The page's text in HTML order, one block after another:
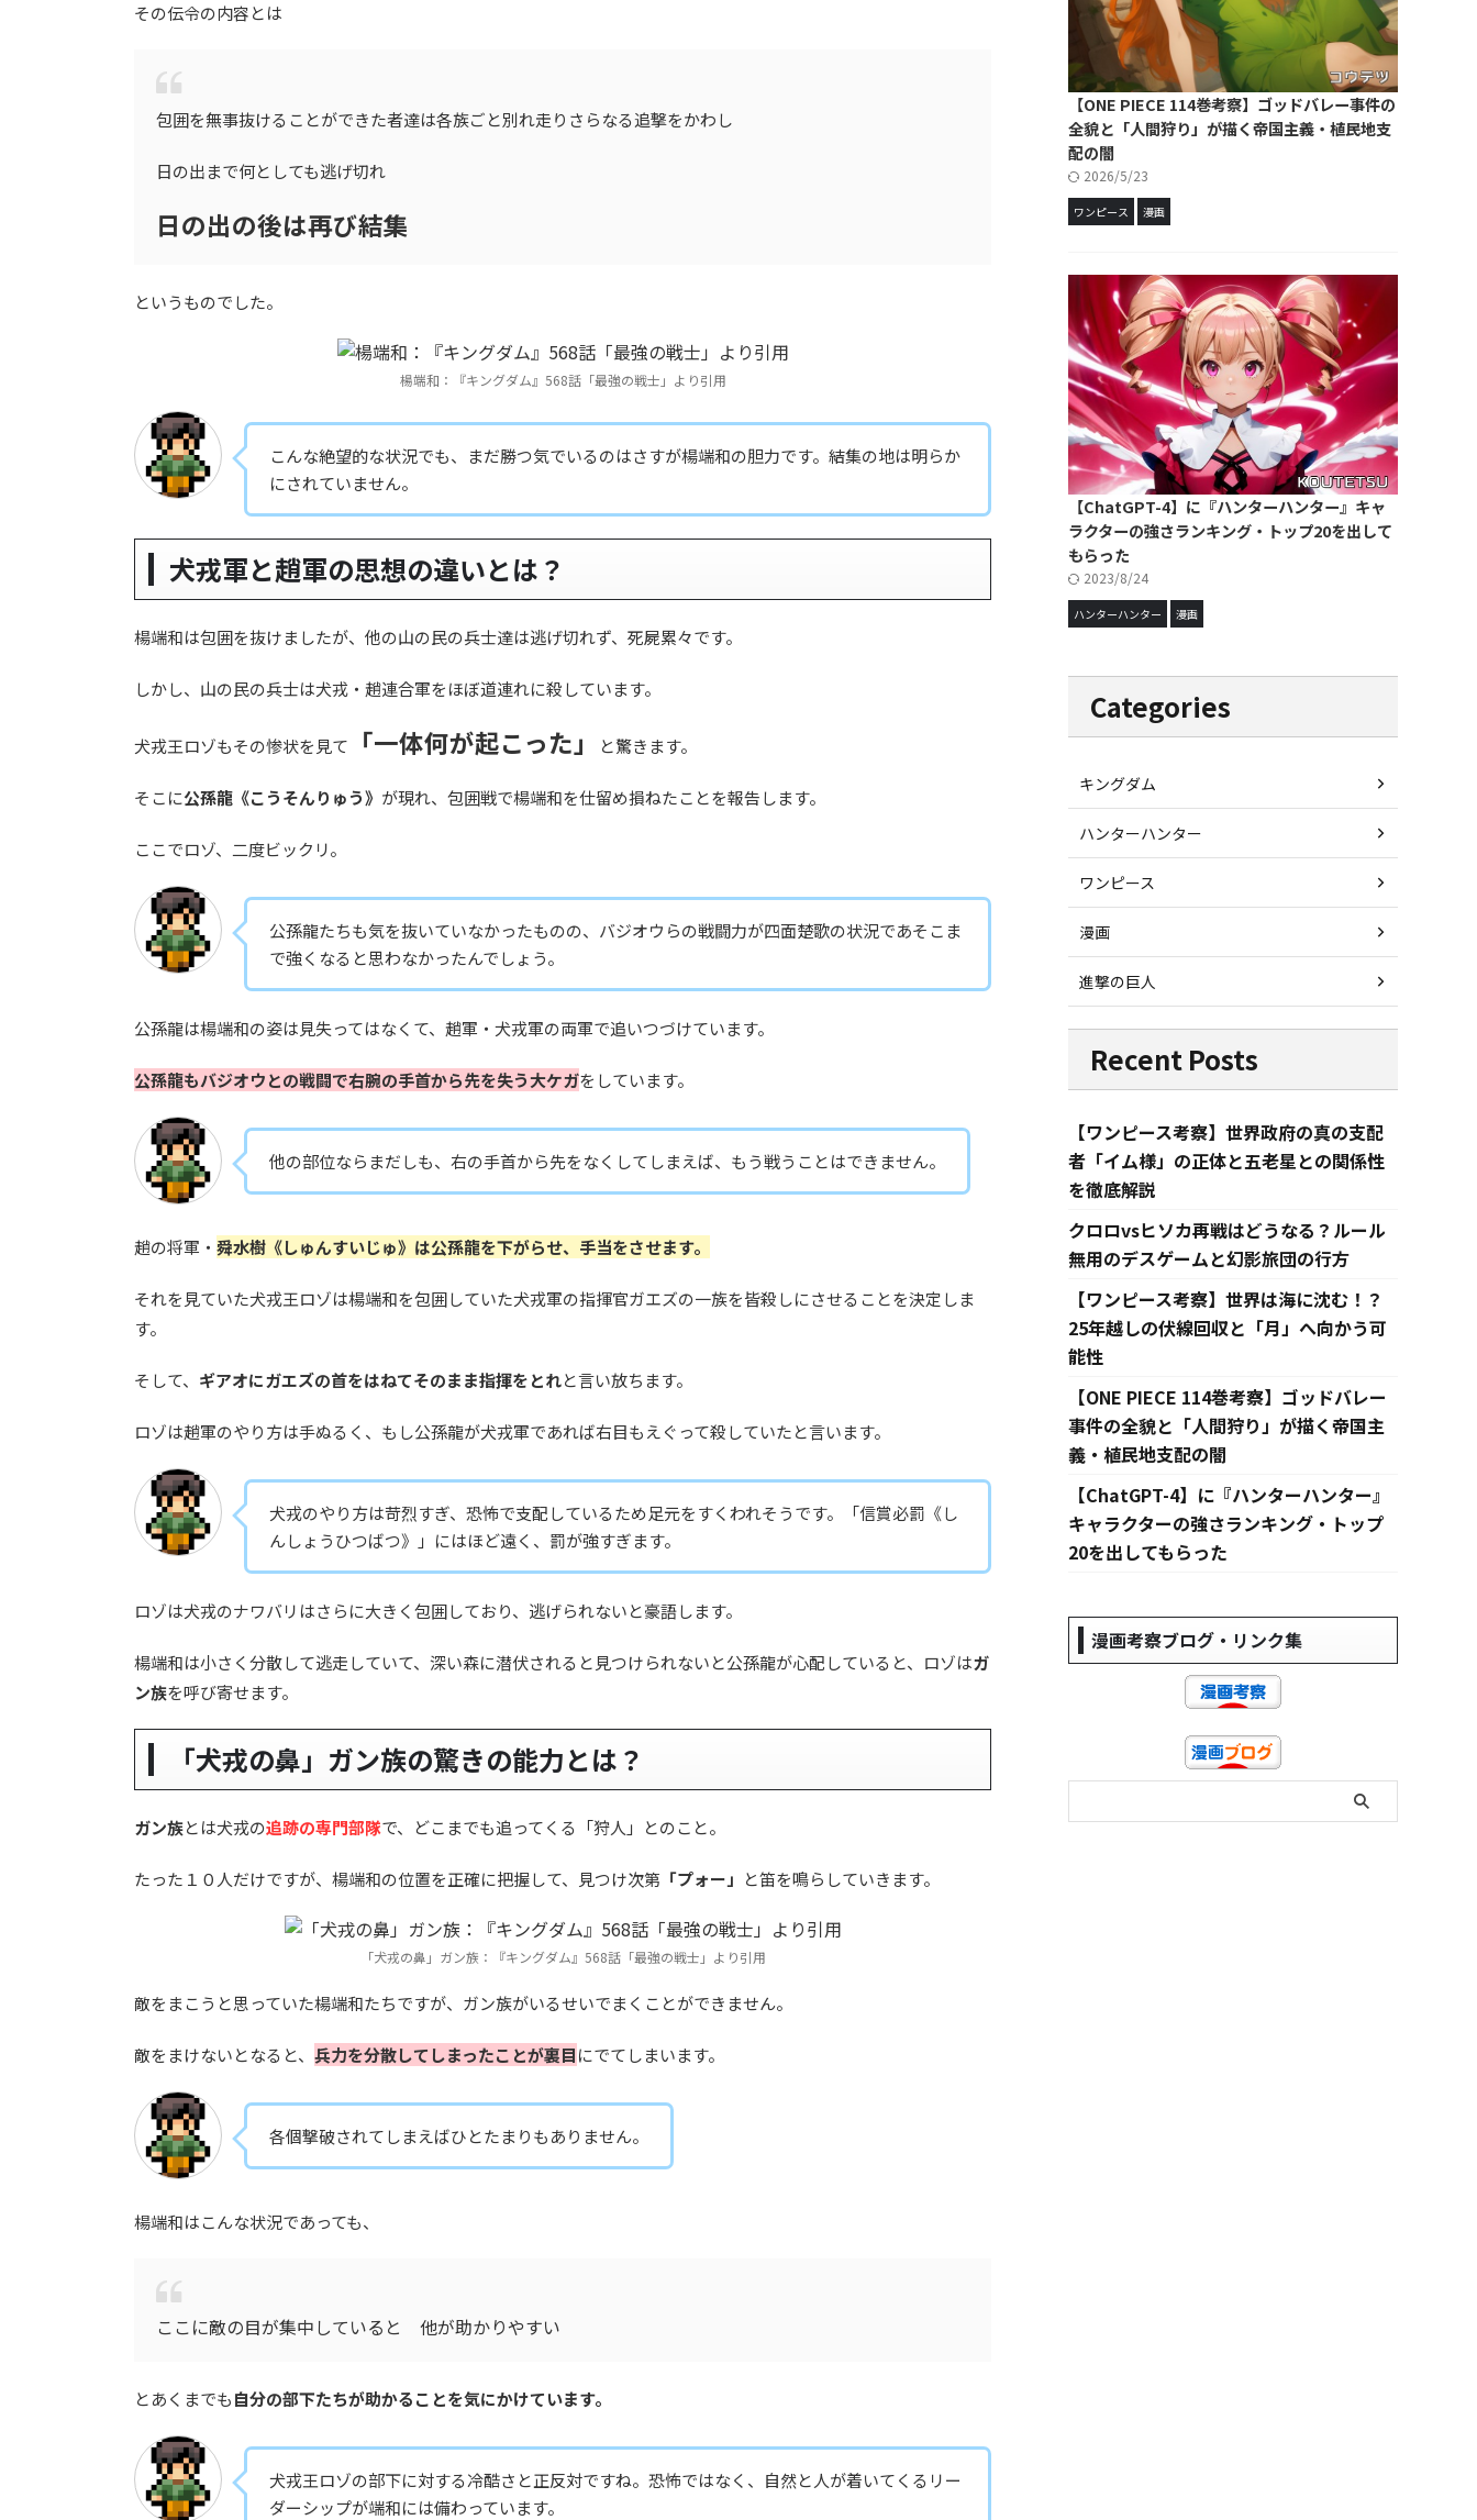
その伝令の内容とは
包囲を無事抜けることができた者達は各族ごと別れ走りさらなる追撃をかわし
日の出まで何としても逃げ切れ
日の出の後は再び結集
というものでした。
楊端和：『キングダム』568話「最強の戦士」より引用
こんな絶望的な状況でも、まだ勝つ気でいるのはさすが楊端和の胆力です。結集の地は明らか
にされていません。
犬戎軍と趙軍の思想の違いとは？
楊端和は包囲を抜けましたが、他の山の民の兵士達は逃げ切れず、死屍累々です。
しかし、山の民の兵士は犬戎・趙連合軍をほぼ道連れに殺しています。
犬戎王ロゾもその惨状を見て 「一体何が起こった」 と驚きます。
そこに公孫龍《こうそんりゅう》 が現れ、包囲戦で楊端和を仕留め損ねたことを報告します。
ここでロゾ、二度ビックリ。
公孫龍たちも気を抜いていなかったものの、バジオウらの戦闘力が四面楚歌の状況であそこま
で強くなると思わなかったんでしょう。
公孫龍は楊端和の姿は見失ってはなくて、趙軍・犬戎軍の両軍で追いつづけています。
公孫龍もバジオウとの戦闘で右腕の手首から先を失う大ケガをしています。
他の部位ならまだしも、右の手首から先をなくしてしまえば、もう戦うことはできません。
趙の将軍・ 舜水樹《しゅんすいじゅ》は公孫龍を下がらせ、手当をさせます。
それを見ていた犬戎王ロゾは楊端和を包囲していた犬戎軍の指揮官ガエズの一族を皆殺しにさせることを決定しま
す。
そして、 ギアオにガエズの首をはねてそのまま指揮をとれと言い放ちます。
ロゾは趙軍のやり方は手ぬるく、もし公孫龍が犬戎軍であれば右目もえぐって殺していたと言います。
犬戎のやり方は苛烈すぎ、恐怖で支配しているため足元をすくわれそうです。「信賞必罰《し
んしょうひつばつ》」にはほど遠く、罰が強すぎます。
ロゾは犬戎のナワバリはさらに大きく包囲しており、逃げられないと豪語します。
楊端和は小さく分散して逃走していて、深い森に潜伏されると見つけられないと公孫龍が心配していると、ロゾはガ
ン族を呼び寄せます。
「犬戎の鼻」ガン族の驚きの能力とは？
ガン族とは犬戎の追跡の専門部隊で、どこまでも追ってくる「狩人」とのこと。
たった１０人だけですが、楊端和の位置を正確に把握して、見つけ次第 「プォー」 と笛を鳴らしていきます。
「犬戎の鼻」ガン族：『キングダム』568話「最強の戦士」より引用
敵をまこうと思っていた楊端和たちですが、ガン族がいるせいでまくことができません。
敵をまけないとなると、 兵力を分散してしまったことが裏目にでてしまいます。
各個撃破されてしまえばひとたまりもありません。
楊端和はこんな状況であっても、
ここに敵の目が集中していると 他が助かりやすい
とあくまでも自分の部下たちが助かることを気にかけています。
犬戎王ロゾの部下に対する冷酷さと正反対ですね。恐怖ではなく、自然と人が着いてくるリー
ダーシップが端和には備わっています。
【ONE PIECE 114巻考察】ゴッドバレー事件の
全貌と「人間狩り」が描く帝国主義・植民地支
配の闇
2026/5/23
ワンピース 漫画
【ChatGPT-4】に『ハンターハンター』キャ
ラクターの強さランキング・トップ20を出して
もらった
2023/8/24
ハンターハンター 漫画
Categories
キングダム
ハンターハンター
ワンピース
漫画
進撃の巨人
Recent Posts
【ワンピース考察】世界政府の真の支配
者「イム様」の正体と五老星との関係性
を徹底解説
クロロvsヒソカ再戦はどうなる？ルール
無用のデスゲームと幻影旅団の行方
【ワンピース考察】世界は海に沈む！？
25年越しの伏線回収と「月」へ向かう可
能性
【ONE PIECE 114巻考察】ゴッドバレー
事件の全貌と「人間狩り」が描く帝国主
義・植民地支配の闇
【ChatGPT-4】に『ハンターハンター』
キャラクターの強さランキング・トップ
20を出してもらった
漫画考察ブログ・リンク集